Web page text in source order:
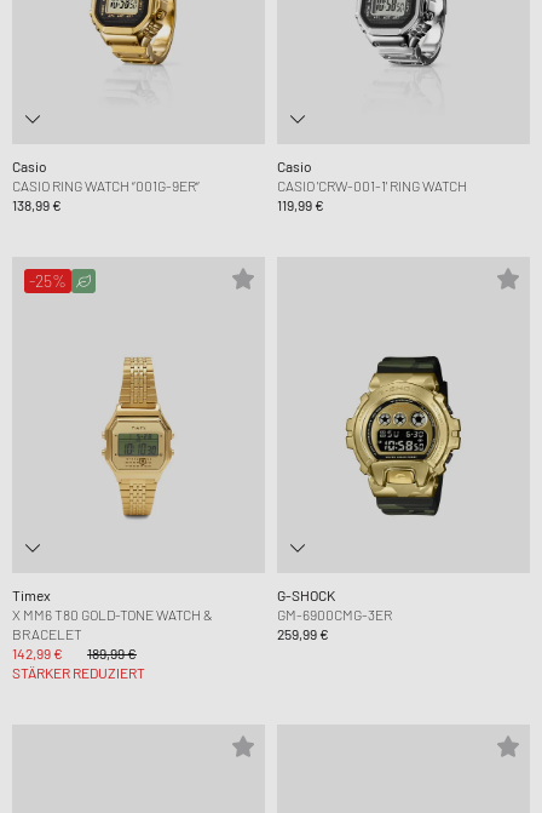
Casio
CASIO RING WATCH “001G-9ER“
138,99 €
Casio
CASIO 'CRW-001-1' RING WATCH
119,99 €
-25%
Timex
X MM6 T80 GOLD-TONE WATCH &
BRACELET
142,99 €
189,99 €
STÄRKER REDUZIERT
G-SHOCK
GM-6900CMG-3ER
259,99 €